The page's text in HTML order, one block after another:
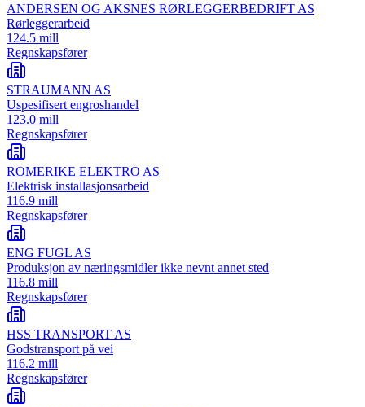
ANDERSEN OG AKSNES RØRLEGGERBEDRIFT AS
Rørleggerarbeid
124.5 mill
Regnskapsfører
STRAUMANN AS
Uspesifisert engroshandel
123.0 mill
Regnskapsfører
ROMERIKE ELEKTRO AS
Elektrisk installasjonsarbeid
116.9 mill
Regnskapsfører
ENG FUGL AS
Produksjon av næringsmidler ikke nevnt annet sted
116.8 mill
Regnskapsfører
HSS TRANSPORT AS
Godstransport på vei
116.2 mill
Regnskapsfører